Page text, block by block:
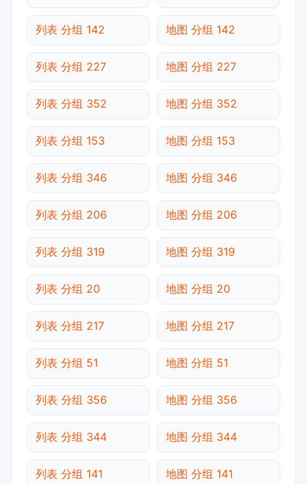
列表 分组 142 地图 分组 142
列表 分组 227 地图 分组 227
列表 分组 352 地图 分组 352
列表 分组 153 地图 分组 153
列表 分组 346 地图 分组 346
列表 分组 206 地图 分组 206
列表 分组 319 地图 分组 319
列表 分组 20 地图 分组 20
列表 分组 217 地图 分组 217
列表 分组 51 地图 分组 51
列表 分组 356 地图 分组 356
列表 分组 344 地图 分组 344
列表 分组 141 地图 分组 141